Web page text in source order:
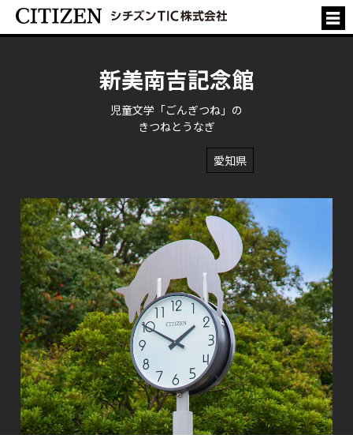
新美南吉記念館
児童文学「ごんぎつね」の
きつねとうなぎ
愛知県